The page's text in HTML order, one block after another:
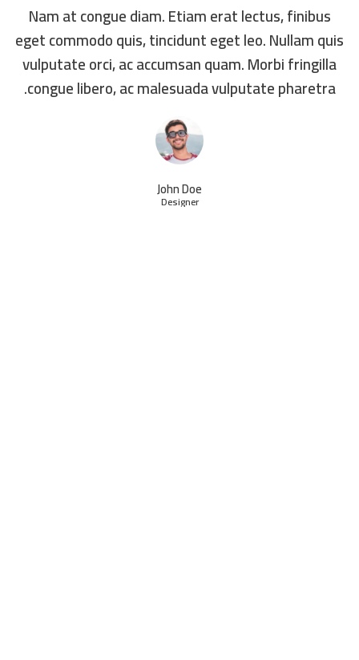
Nam at congue diam. Etiam erat lectus, finibus
eget commodo quis, tincidunt eget leo. Nullam quis
vulputate orci, ac accumsan quam. Morbi fringilla
congue libero, ac malesuada vulputate pharetra.
John Doe
Designer